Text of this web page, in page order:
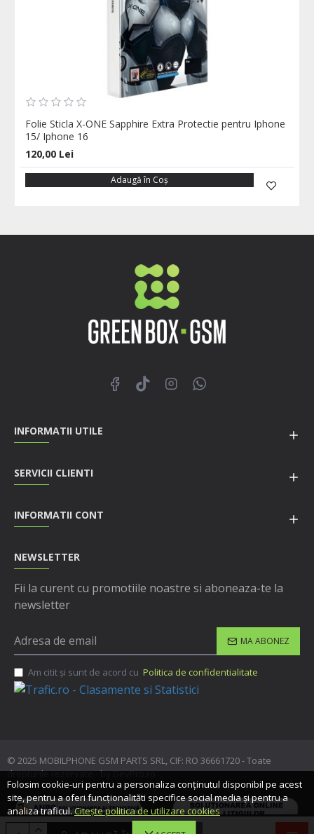
Folie Sticla X-ONE Sapphire Extra Protectie pentru Iphone
15/ Iphone 16
120,00 Lei
Adaugă în Coş
INFORMATII UTILE
SERVICII CLIENTI
INFORMATII CONT
NEWSLETTER
Fii la curent cu promotiile noastre si aboneaza-te la
newsletter
MA ABONEZ
Am citit şi sunt de acord cu Politica de confidentialitate
© 2025 MOBILPHONE GSM PARTS SRL, CIF: RO 36661720 - Toate
drepturile rezervate - by DevPro.ro
Folosim cookie-uri pentru a personaliza conținutul disponibil pe acest
site, pentru a oferi funcționalităti specifice social media și pentru a
analiza traficul.Citește politica de utilizare cookies